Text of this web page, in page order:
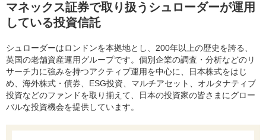
マネックス証券で取り扱うシュローダーが運用
している投資信託
シュローダーはロンドンを本拠地とし、200年以上の歴史を誇る、
英国の老舗資産運用グループです。個別企業の調査・分析などのリ
サーチ力に強みを持つアクティブ運用を中心に、日本株式をはじ
め、海外株式・債券、ESG投資、マルチアセット、オルタナティブ
投資などのファンドを取り揃えて、日本の投資家の皆さまにグロー
バルな投資機会を提供しています。